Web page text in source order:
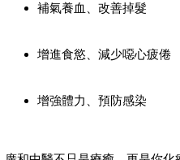
補氣養血、改善掉髮
增進食慾、減少噁心疲倦
增強體力、預防感染